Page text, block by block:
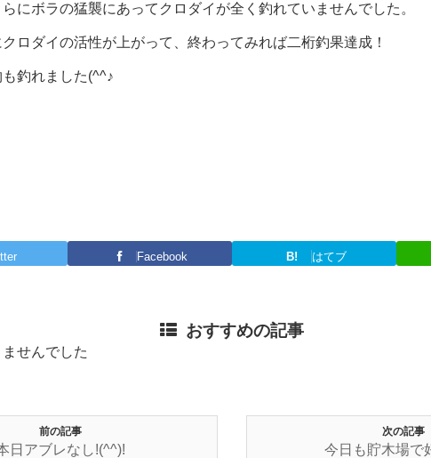
にボラの猛襲にあってクロダイが全く釣れていませんでした。
ロダイの活性が上がって、終わってみれば二桁釣果達成！
釣れました(^^♪
Facebook B! はてブ
おすすめの記事
せんでした
前の記事
日アブレなし!(^^)!
次の記事
今日も貯木場で